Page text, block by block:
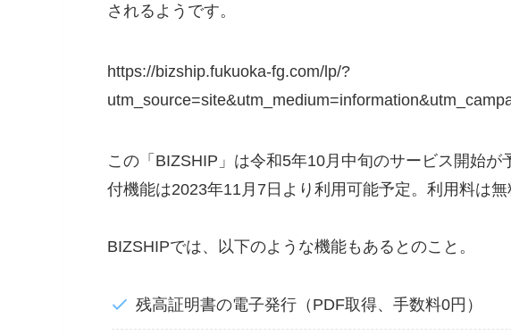
されるようです。
https://bizship.fukuoka-fg.com/lp/?
この「BIZSHIP」は令和5年10月中旬のサービス開始
付機能は2023年11月7日より利用可能予定。利用料は無
BIZSHIPでは、以下のような機能もあるとのこと。
残高証明書の電子発行（PDF取得、手数料0円）